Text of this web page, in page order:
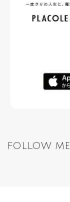
FOLLOW ME